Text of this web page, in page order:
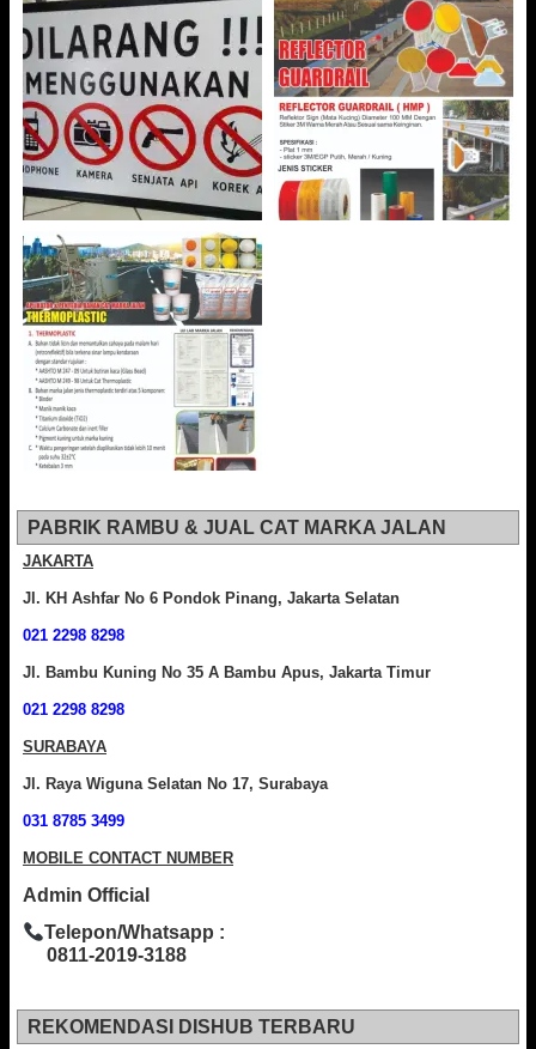
PABRIK RAMBU & JUAL CAT MARKA JALAN
JAKARTA
Jl. KH Ashfar No 6 Pondok Pinang, Jakarta Selatan
021 2298 8298
Jl. Bambu Kuning No 35 A Bambu Apus, Jakarta Timur
021 2298 8298
SURABAYA
Jl. Raya Wiguna Selatan No 17, Surabaya
031 8785 3499
MOBILE CONTACT NUMBER
Admin Official
Telepon/Whatsapp :
0811-2019-3188
REKOMENDASI DISHUB TERBARU